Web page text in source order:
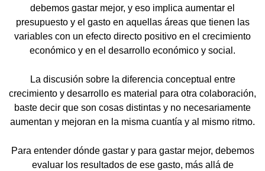
debemos gastar mejor, y eso implica aumentar el
presupuesto y el gasto en aquellas áreas que tienen las
variables con un efecto directo positivo en el crecimiento
económico y en el desarrollo económico y social.
La discusión sobre la diferencia conceptual entre
crecimiento y desarrollo es material para otra colaboración,
baste decir que son cosas distintas y no necesariamente
aumentan y mejoran en la misma cuantía y al mismo ritmo.
Para entender dónde gastar y para gastar mejor, debemos
evaluar los resultados de ese gasto, más allá de